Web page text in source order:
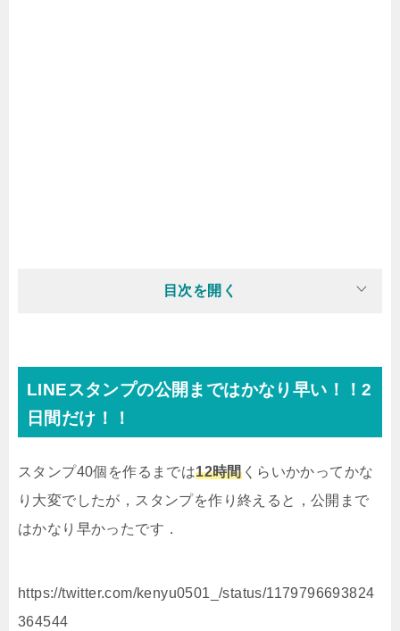
目次を開く
LINEスタンプの公開まではかなり早い！！2
日間だけ！！
スタンプ40個を作るまでは12時間くらいかかってかな
り大変でしたが，スタンプを作り終えると，公開まで
はかなり早かったです．
https://twitter.com/kenyu0501_/status/1179796693824
364544